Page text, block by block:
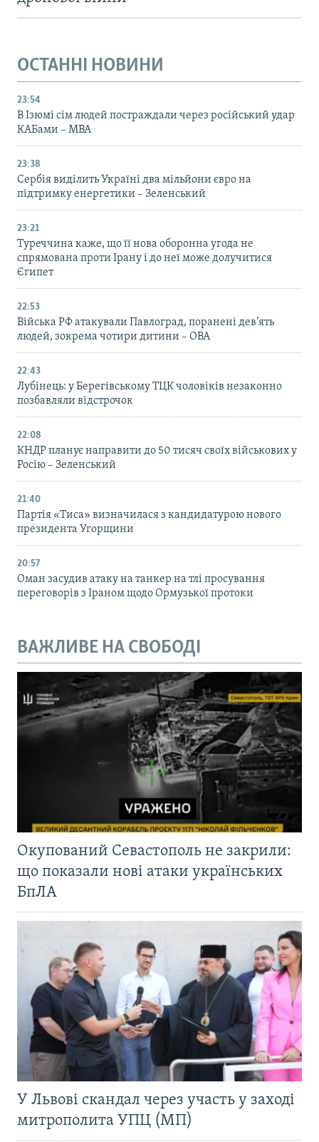
ОСТАННІ НОВИНИ
23:54
В Ізюмі сім людей постраждали через російський удар
КАБами – МВА
23:38
Сербія виділить Україні два мільйони євро на
підтримку енергетики – Зеленський
23:21
Туреччина каже, що її нова оборонна угода не
спрямована проти Ірану і до неї може долучитися
Єгипет
22:53
Війська РФ атакували Павлоград, поранені дев’ять
людей, зокрема чотири дитини – ОВА
22:43
Лубінець: у Берегівському ТЦК чоловіків незаконно
позбавляли відстрочок
22:08
КНДР планує направити до 50 тисяч своїх військових у
Росію – Зеленський
21:40
Партія «Тиса» визначилася з кандидатурою нового
президента Угорщини
20:57
Оман засудив атаку на танкер на тлі просування
переговорів з Іраном щодо Ормузької протоки
ВАЖЛИВЕ НА СВОБОДІ
Окупований Севастополь не закрили:
що показали нові атаки українських
БпЛА
У Львові скандал через участь у заході
митрополита УПЦ (МП)